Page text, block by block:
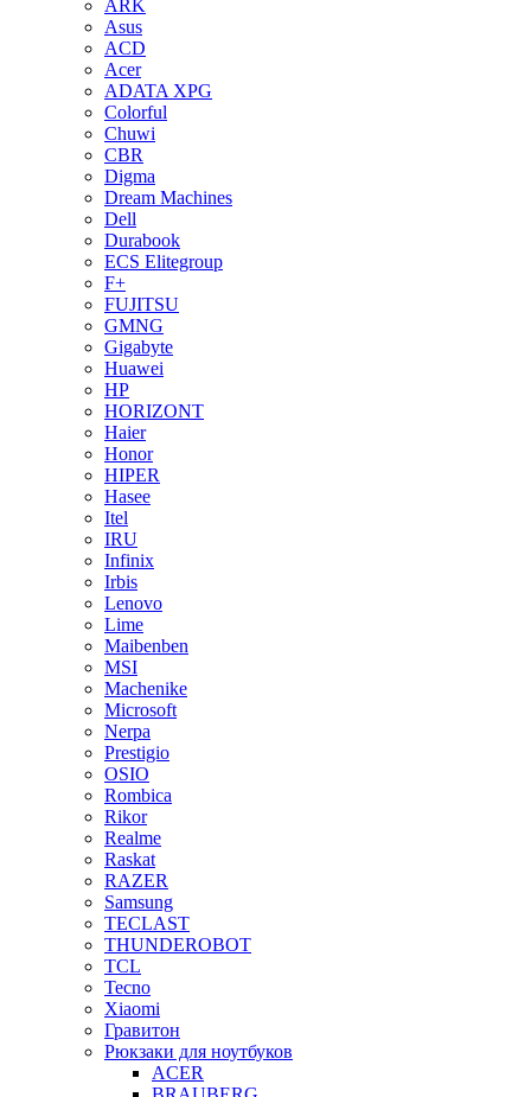
ARK
Asus
ACD
Acer
ADATA XPG
Colorful
Chuwi
CBR
Digma
Dream Machines
Dell
Durabook
ECS Elitegroup
F+
FUJITSU
GMNG
Gigabyte
Huawei
HP
HORIZONT
Haier
Honor
HIPER
Hasee
Itel
IRU
Infinix
Irbis
Lenovo
Lime
Maibenben
MSI
Machenike
Microsoft
Nerpa
Prestigio
OSIO
Rombica
Rikor
Realme
Raskat
RAZER
Samsung
TECLAST
THUNDEROBOT
TCL
Tecno
Xiaomi
Гравитон
Рюкзаки для ноутбуков
ACER